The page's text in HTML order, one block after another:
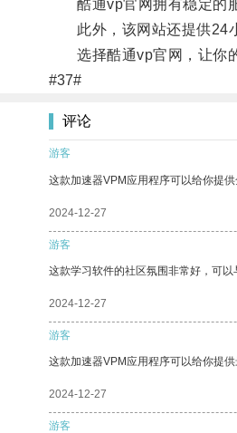
酷通vp官网拥有稳定的服
此外，该网站还提供24小
选择酷通vp官网，让你的
#37#
评论
游客
这款加速器VPM应用程序可以给你提
2024-12-27
游客
这款学习软件的社区氛围非常好，可以
2024-12-27
游客
这款加速器VPM应用程序可以给你提供
2024-12-27
游客